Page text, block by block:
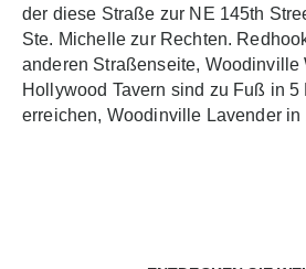
der diese Straße zur NE 145th
Ste. Michelle zur Rechten.
anderen Straßenseite, Woodinville
Hollywood Tavern sind zu Fuß in 5
erreichen, Woodinville Lavender in